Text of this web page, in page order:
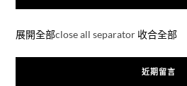
展開全部close all separator 收合全部
近期留言